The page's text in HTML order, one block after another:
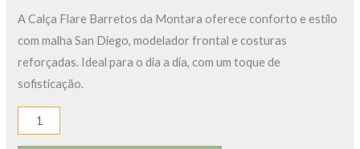
A Calça Flare Barretos da Montara oferece conforto e estilo
com malha San Diego, modelador frontal e costuras
reforçadas. Ideal para o dia a dia, com um toque de
sofisticação.